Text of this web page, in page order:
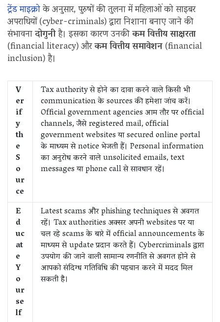
ट्रेंड माइक्रोके अनुसार, पुरुषों की तुलना में महिलाओं को साइबर
अपराधियों (cyber-criminals) द्वारा निशाना बनाए जाने की
संभावनादोगुनीहै। इसका कारण उनकीकम वित्तीय साक्षरता
(financial literacy) औरकम वित्तीय समावेशन(financial
inclusion) है।
V
er
if
y
th
e
S
o
ur
ce
Tax authority से होने का दावा करने वाले किसी भी
communication के sources की हमेशा जांच करें।
Official government agencies आम तौर पर official
channels, जैसे registered mail, official
government websites या secured online portal
के माध्यम से notice भेजती हैं। Personal information
का अनुरोध करने वाले unsolicited emails, text
messages या phone call से सावधान रहें।
E
d
uc
at
e
Y
o
ur
se
lf
Latest scams और phishing techniques से अवगत
रहें। Tax authorities अक्सर अपनी websites पर या
चल रहे scams के बारे में official announcements के
माध्यम से update प्रदान करते हैं। Cybercriminals द्वारा
उपयोग की जाने वाली सामान्य रणनीति से अवगत होने से
आपको संदिग्ध गतिविधि की पहचान करने में मदद मिल
सकती है।